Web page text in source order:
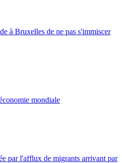
à Bruxelles de ne pas s'immiscer
mondiale
par l'afflux de migrants arrivant par